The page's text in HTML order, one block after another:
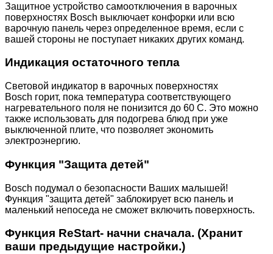
Защитное устройство самоотключения в варочных
поверхностях Bosch выключает конфорки или всю
варочную панель через определенное время, если с
вашей стороны не поступает никаких других команд.
Индикация остаточного тепла
Световой индикатор в варочных поверхностях
Bosch горит, пока температура соответствующего
нагревательного поля не понизится до 60 С. Это можно
также использовать для подогрева блюд при уже
выключенной плите, что позволяет экономить
электроэнергию.
Функция "Защита детей"
Bosch подумал о безопасности Ваших малышей!
Функция "защита детей" заблокирует всю панель и
маленький непоседа не сможет включить поверхность.
Функция ReStart- начни сначала. (Хранит
ваши предыдущие настройки.)